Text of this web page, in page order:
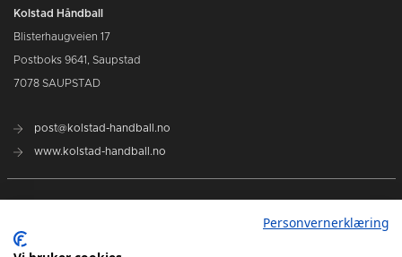
Kolstad Håndball
Blisterhaugveien 17
Postboks 9641, Saupstad
7078 SAUPSTAD
post@kolstad-handball.no
www.kolstad-handball.no
Om Kolstad Håndball
Personvernerklæring